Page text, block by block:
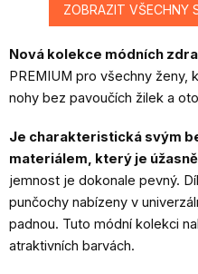
ZOBRAZIT VŠECHNY
Nová kolekce módních
PREMIUM pro všechny ženy,
nohy bez pavoučích žilek a
Je charakteristická svým
materiálem, který je
jemnost je dokonale pevný.
punčochy nabízeny v
padnou. Tuto módní kolekci
atraktivních barvách.